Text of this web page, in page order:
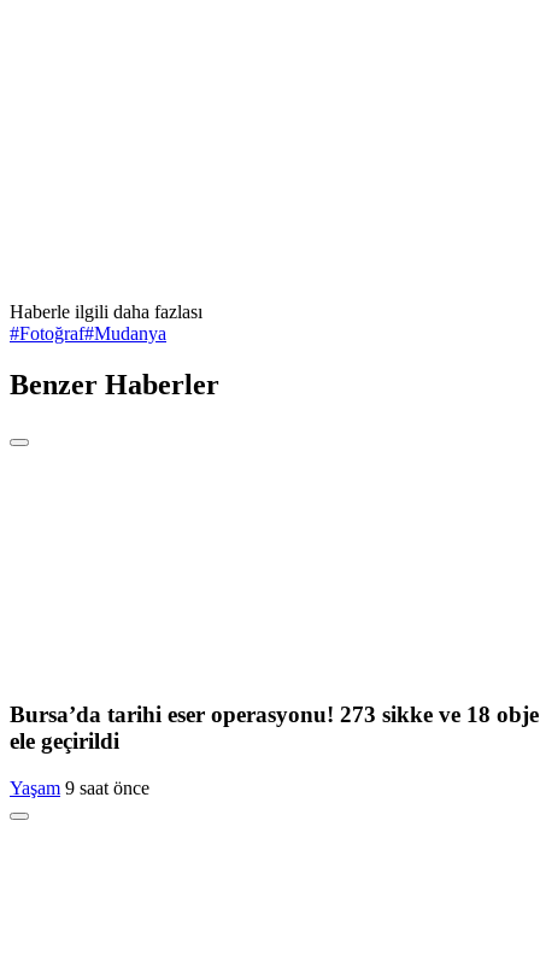
Haberle ilgili daha fazlası
#Fotoğraf#Mudanya
Benzer Haberler
Bursa’da tarihi eser operasyonu! 273 sikke ve 18 obje
ele geçirildi
Yaşam 9 saat önce